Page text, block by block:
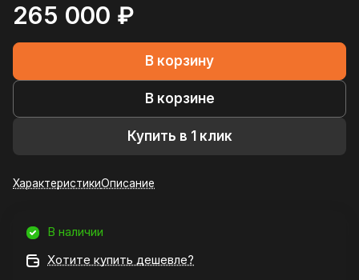
265 000 ₽
В корзину
В корзине
Купить в 1 клик
ХарактеристикиОписание
В наличии
Хотите купить дешевле?